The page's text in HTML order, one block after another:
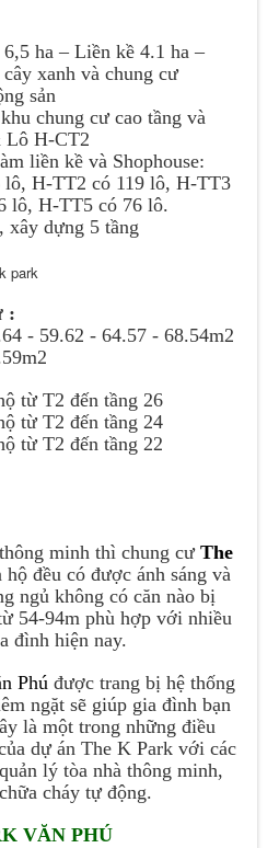
ha – Liền kề 4.1 ha –
xanh và chung cư
sản
chung cư cao tầng và
Lô H-CT2
liền kề và Shophouse:
H-TT2 có 119 lô, H-TT3
lô, H-TT5 có 76 lô.
xây dựng 5 tầng
:
- 59.62 - 64.57 - 68.54m2
từ T2 đến tầng 26
từ T2 đến tầng 24
từ T2 đến tầng 22
minh thì chung cưThe
hộ đều có được ánh sáng và
ngủ không có căn nào bị
54-94m phù hợp với nhiều
đình hiện nay.
Phú được trang bị hệ thống
ngặt sẽ giúp gia đình bạn
là một trong những điều
dự án The K Park với các
lý tòa nhà thông minh,
cháy tự động.
VĂN PHÚ